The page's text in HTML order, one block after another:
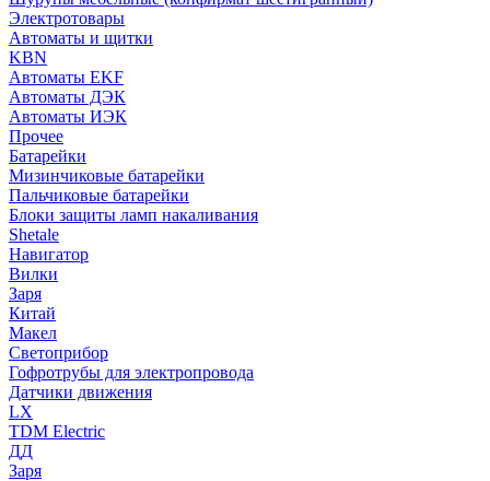
Электротовары
Автоматы и щитки
KBN
Автоматы EKF
Автоматы ДЭК
Автоматы ИЭК
Прочее
Батарейки
Мизинчиковые батарейки
Пальчиковые батарейки
Блоки защиты ламп накаливания
Shetale
Навигатор
Вилки
Заря
Китай
Макел
Светоприбор
Гофротрубы для электропровода
Датчики движения
LX
TDM Electric
ДД
Заря